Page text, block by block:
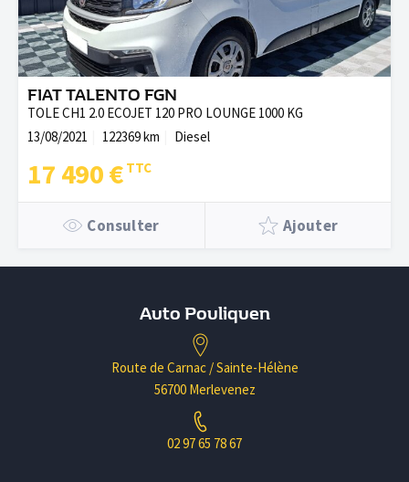
FIAT TALENTO FGN
TOLE CH1 2.0 ECOJET 120 PRO LOUNGE 1000 KG
13/08/2021
122369 km Diesel
17 490 €
Consulter Ajouter
Auto Pouliquen
Route de Carnac / Sainte-Hélène
56700 Merlevenez
02 97 65 78 67